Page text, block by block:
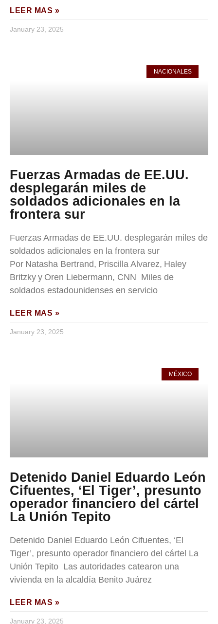
LEER MAS »
January 23, 2025
NACIONALES
Fuerzas Armadas de EE.UU.
desplegarán miles de
soldados adicionales en la
frontera sur
Fuerzas Armadas de EE.UU. desplegarán miles de
soldados adicionales en la frontera sur
Por Natasha Bertrand, Priscilla Alvarez, Haley
Britzky y Oren Liebermann, CNN Miles de
soldados estadounidenses en servicio
LEER MAS »
January 23, 2025
MÉXICO
Detenido Daniel Eduardo León
Cifuentes, ‘El Tiger’, presunto
operador financiero del cártel
La Unión Tepito
Detenido Daniel Eduardo León Cifuentes, ‘El
Tiger’, presunto operador financiero del cártel La
Unión Tepito Las autoridades catearon una
vivienda en la alcaldía Benito Juárez
LEER MAS »
January 23, 2025